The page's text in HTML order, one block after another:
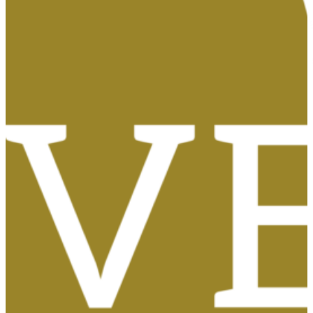
Tasas, Solicitud de Títulos y Certificados